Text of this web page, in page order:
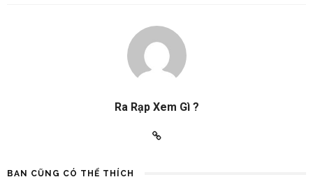
Ra Rạp Xem Gì ?
BẠN CŨNG CÓ THỂ THÍCH